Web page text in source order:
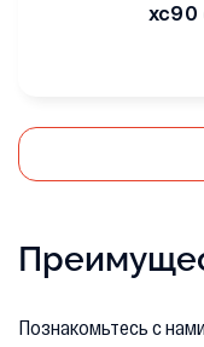
xc90
Познакомьтесь с